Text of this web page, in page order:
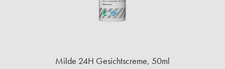
Milde 24H Gesichtscreme, 50ml